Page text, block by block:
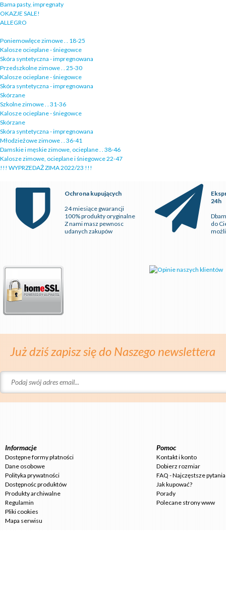
Bama pasty, impregnaty
OKAZJE SALE!
ALLEGRO
Poniemowlęce zimowe . . 18-25
Kalosze ocieplane - śniegowce
Skóra syntetyczna - impregnowana
Przedszkolne zimowe . . 25-30
Kalosze ocieplane - śniegowce
Skóra syntetyczna - impregnowana
Skórzane
Szkolne zimowe . . 31-36
Kalosze ocieplane - śniegowce
Skórzane
Skóra syntetyczna - impregnowana
Młodzieżowe zimowe . . 36-41
Damskie i męskie zimowe, ocieplane . . 38-46
Kalosze zimowe, ocieplane i śniegowce 22-47
!!! WYPRZEDAŻ ZIMA 2022/23 !!!
Ochrona kupujących
24 miesiące gwarancji
100% produkty oryginalne
Z nami masz pewnosc
udanych zakupów
24h
do
Już dziś zapisz się do Naszego newslettera
Informacje
Dostępne formy płatności
Dane osobowe
Polityka prywatności
Dostępnośc produktów
Produkty archiwalne
Regulamin
Pliki cookies
Mapa serwisu
Pomoc
Kontakt i konto
Dobierz rozmiar
FAQ - Najczęstsze pytania
Jak kupować?
Porady
Polecane strony www